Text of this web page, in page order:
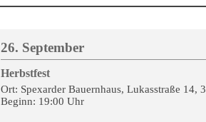
26. September
Herbstfest
Ort: Spexarder Bauernhaus, Lukasstraße 14,
Beginn: 19:00 Uhr